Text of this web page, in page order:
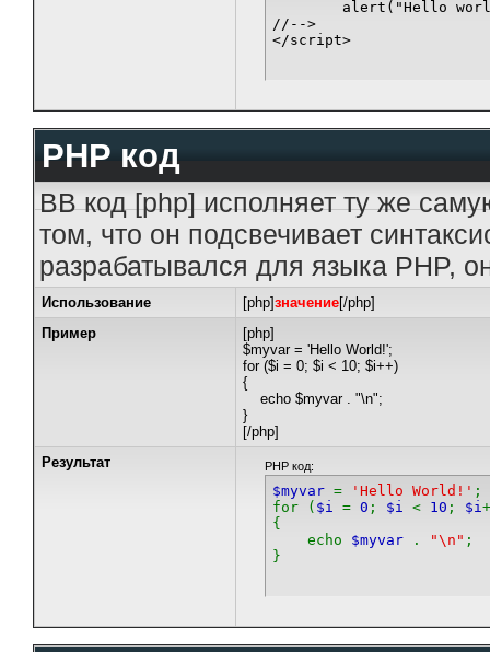
//-->
</script>
PHP код
BB код [php] исполняет ту же
том, что он подсвечивает
разрабатывался для языка PHP,
Использование [php]значение[/php]
Пример
[php]
$myvar = 'Hello World!';
for ($i = 0; $i < 10; $i++)
{
echo $myvar . "\n";
}
[/php]
Результат
PHP код:
$myvar = 'Hello World!' ;
for ( $i = 0 ; $i < 10 ; $i
{
echo $myvar . "\n" ;
}